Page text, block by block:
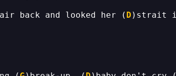
back and looked her ( D